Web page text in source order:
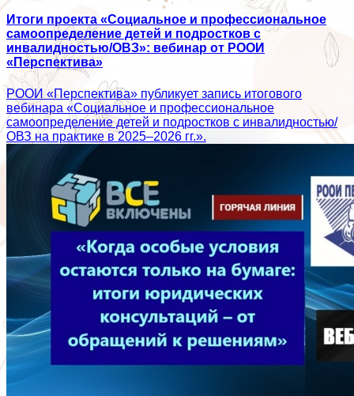
Итоги проекта «Социальное и профессиональное
самоопределение детей и подростков с
инвалидностью/ОВЗ»: вебинар от РООИ
«Перспектива»
РООИ «Перспектива» публикует запись итогового
вебинара «Социальное и профессиональное
самоопределение детей и подростков с инвалидностью/
ОВЗ на практике в 2025–2026 гг.».